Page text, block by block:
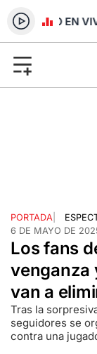
RADIO EN
PORTADA
6 DE MAYO DE
Los fans
venganza
van a
Tras la
seguidores se
contra una